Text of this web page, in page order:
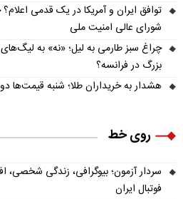
توافق ایران و آمریکا در یک قدمی
شورای عالی امنیت ملی
چراغ سبز طارمی به لیل؛ «نه» به
بزرگ در فرانسه؟
هشدار به خریداران طلا؛ شنبه قیمت‌ها
روی خط
سردار آزمون؛ بیوگرافی، زندگی
فوتبال ایران